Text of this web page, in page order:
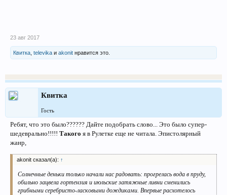
23 авг 2017
Квитка televika и akonit нравится это.
Квитка
Гость
Ребят, что это было?????? Дайте подобрать слово... Это было супер-
шедеврально!!!!! Такого я в Рулетке еще не читала. Эпистолярный
жанр,
akonit сказал(а): ↑
Солнечные деньки только начали нас радовать: прогрелась вода в пруду,
обильно зацвела гортензия и июльские затяжные ливни сменились
грибными серебристо-ласковыми дождиками. Впервые расхотелось